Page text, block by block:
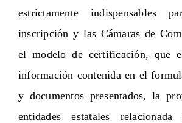
estrictamente indispensables
inscripción y las Cámaras de
el modelo de certificación, que
información contenida en el
y documentos presentados, la
entidades estatales